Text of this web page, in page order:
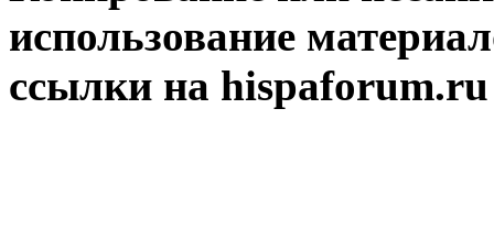
использование
ссылки на hispaforum.ru